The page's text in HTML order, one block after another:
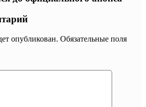
опубликован. Обязательные поля